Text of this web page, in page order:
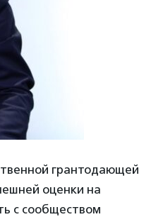
грантодающей
оценки на
с сообществом